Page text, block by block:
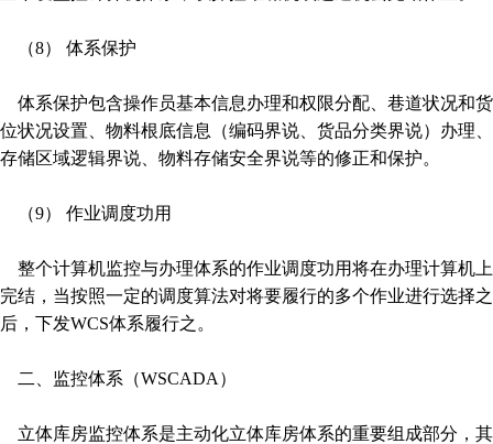
（8） 体系保护
体系保护包含操作员基本信息办理和权限分配、巷道状况和货
位状况设置、物料根底信息（编码界说、货品分类界说）办理、
存储区域逻辑界说、物料存储安全界说等的修正和保护。
（9） 作业调度功用
整个计算机监控与办理体系的作业调度功用将在办理计算机上
完结，当按照一定的调度算法对将要履行的多个作业进行选择之
后，下发WCS体系履行之。
二、监控体系（WSCADA）
立体库房监控体系是主动化立体库房体系的重要组成部分，其